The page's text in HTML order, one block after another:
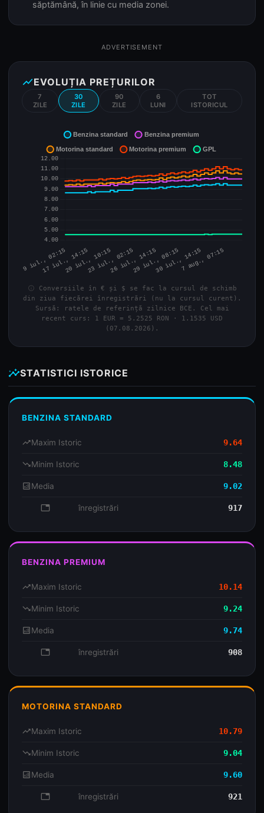
săptămână, în linie cu media zonei.
ADVERTISEMENT
show_chartEVOLUȚIA PREȚURILOR
7
ZILE
30
ZILE
90
ZILE
6
LUNI
TOT
ISTORICUL
info Conversiile în € și $ se fac la cursul de schimb
din ziua fiecărei înregistrări (nu la cursul curent).
Sursă: ratele de referință zilnice BCE. Cel mai
recent curs: 1 EUR = 5.2525 RON · 1.1535 USD
(07.08.2026).
insightsSTATISTICI ISTORICE
BENZINA STANDARD
trending_upMaxim Istoric 9.64
trending_downMinim Istoric 8.48
analyticsMedia 9.02
database înregistrări 917
BENZINA PREMIUM
trending_upMaxim Istoric 10.14
trending_downMinim Istoric 9.24
analyticsMedia 9.74
database înregistrări 908
MOTORINA STANDARD
trending_upMaxim Istoric 10.79
trending_downMinim Istoric 9.04
analyticsMedia 9.60
database înregistrări 921